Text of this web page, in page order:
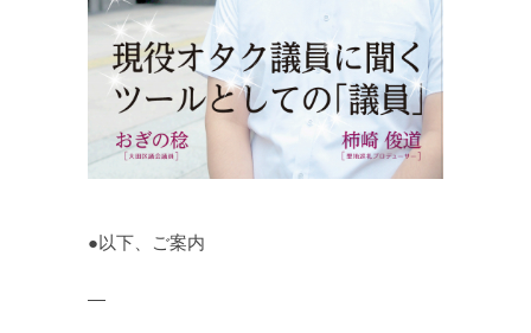
●以下、ご案内
—